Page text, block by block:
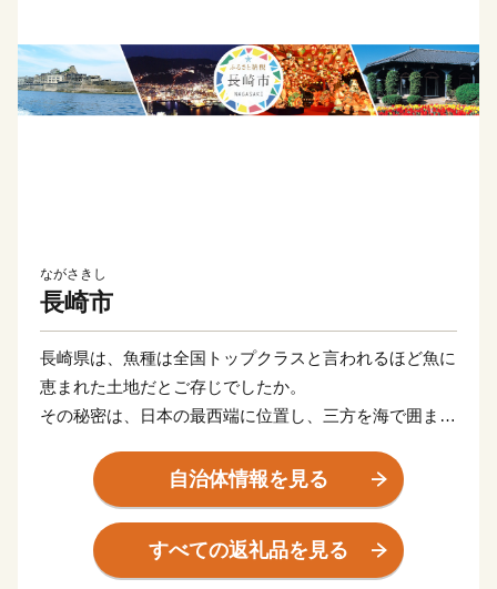
ながさきし
長崎市
長崎県は、魚種は全国トップクラスと言われるほど魚に
恵まれた土地だとご存じでしたか。
その秘密は、日本の最西端に位置し、三方を海で囲まれ
潮は、九州南西部で分岐して長崎沿岸を通ります。
この対馬海流に乗って、様々な魚が回遊。全国屈指の魚
種の豊富さにつながるというわけです。
自治体情報を見る
すべての返礼品を見る